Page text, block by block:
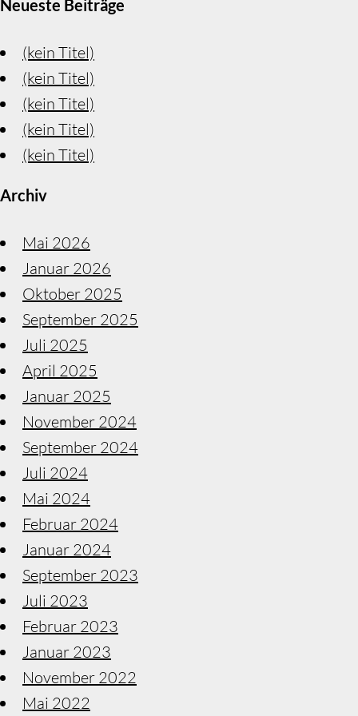
Neueste Beiträge
(kein Titel)
(kein Titel)
(kein Titel)
(kein Titel)
(kein Titel)
Archiv
Mai 2026
Januar 2026
Oktober 2025
September 2025
Juli 2025
April 2025
Januar 2025
November 2024
September 2024
Juli 2024
Mai 2024
Februar 2024
Januar 2024
September 2023
Juli 2023
Februar 2023
Januar 2023
November 2022
Mai 2022